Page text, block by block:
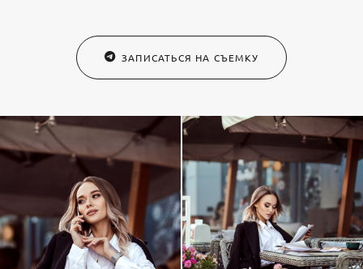
ЗАПИСАТЬСЯ НА СЪЕМКУ